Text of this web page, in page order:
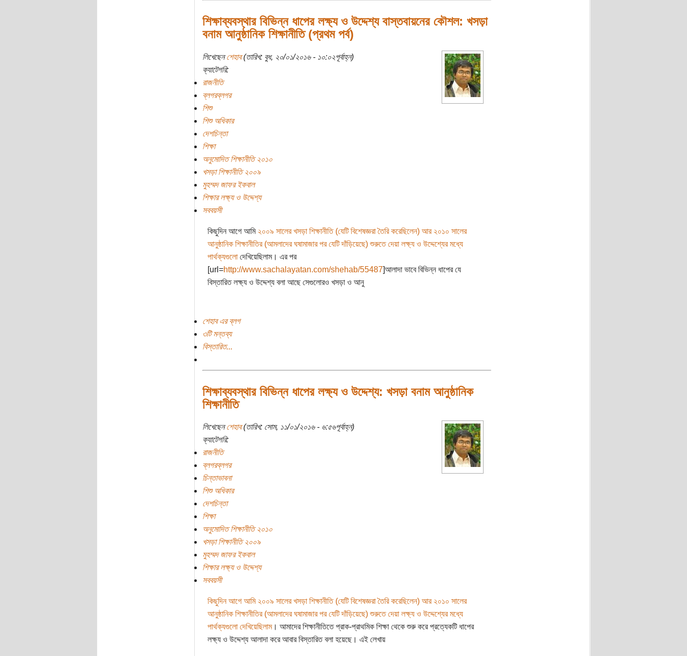
শিক্ষাব্যবস্থার বিভিন্ন ধাপের লক্ষ্য ও উদ্দেশ্য বাস্তবায়নের কৌশল: খসড়া
বনাম আনুষ্ঠানিক শিক্ষানীতি (প্রথম পর্ব)
লিখেছেনশেহাব(তারিখ: বুধ, ২০/০১/২০১৬ - ১০:০২পূর্বাহ্ন)
ক্যাটেগরি:
রাজনীতি
ব্লগরব্লগর
শিশু
শিশু অধিকার
দেশচিন্তা
শিক্ষা
অনুমোদিত শিক্ষানীতি ২০১০
খসড়া শিক্ষানীতি ২০০৯
মুহম্মদ জাফর ইকবাল
শিক্ষার লক্ষ্য ও উদ্দেশ্য
সববয়সী
কিছুদিন আগে আমি ২০০৯ সালের খসড়া শিক্ষানীতি (যেটি বিশেষজ্ঞরা তৈরি করেছিলেন) আর ২০১০ সালের
আনুষ্ঠানিক শিক্ষানীতির (আমলাদের ঘষামাজার পর যেটি দাঁড়িয়েছে) শুরুতে দেয়া লক্ষ্য ও উদ্দেশ্যের মধ্যে
পার্থক্যগুলোদেখিয়েছিলাম। এর পর
[url=http://www.sachalayatan.com/shehab/55487]আলাদা ভাবে বিভিন্ন ধাপের যে
বিস্তারিত লক্ষ্য ও উদ্দেশ্য বলা আছে সেগুলোরও খসড়া ও আনু
শেহাব এর ব্লগ
৩টি মন্তব্য
বিস্তারিত...
শিক্ষাব্যবস্থার বিভিন্ন ধাপের লক্ষ্য ও উদ্দেশ্য: খসড়া বনাম আনুষ্ঠানিক
শিক্ষানীতি
লিখেছেনশেহাব(তারিখ: সোম, ১১/০১/২০১৬ - ৬:৫৬পূর্বাহ্ন)
ক্যাটেগরি:
রাজনীতি
ব্লগরব্লগর
চিন্তাভাবনা
শিশু অধিকার
দেশচিন্তা
শিক্ষা
অনুমোদিত শিক্ষানীতি ২০১০
খসড়া শিক্ষানীতি ২০০৯
মুহম্মদ জাফর ইকবাল
শিক্ষার লক্ষ্য ও উদ্দেশ্য
সববয়সী
কিছুদিন আগে আমি ২০০৯ সালের খসড়া শিক্ষানীতি (যেটি বিশেষজ্ঞরা তৈরি করেছিলেন) আর ২০১০ সালের
আনুষ্ঠানিক শিক্ষানীতির (আমলাদের ঘষামাজার পর যেটি দাঁড়িয়েছে) শুরুতে দেয়া লক্ষ্য ও উদ্দেশ্যের মধ্যে
পার্থক্যগুলো দেখিয়েছিলাম। আমাদের শিক্ষানীতিতে প্রাক-প্রাথমিক শিক্ষা থেকে শুরু করে প্রত্যেকটি ধাপের
লক্ষ্য ও উদ্দেশ্য আলাদা করে আবার বিস্তারিত বলা হয়েছে। এই লেখায়